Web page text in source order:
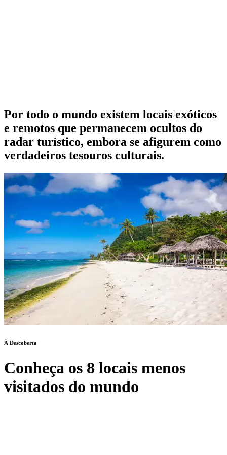
Por todo o mundo existem locais exóticos
e remotos que permanecem ocultos do
radar turístico, embora se afigurem como
verdadeiros tesouros culturais.
À Descoberta
Conheça os 8 locais menos
visitados do mundo